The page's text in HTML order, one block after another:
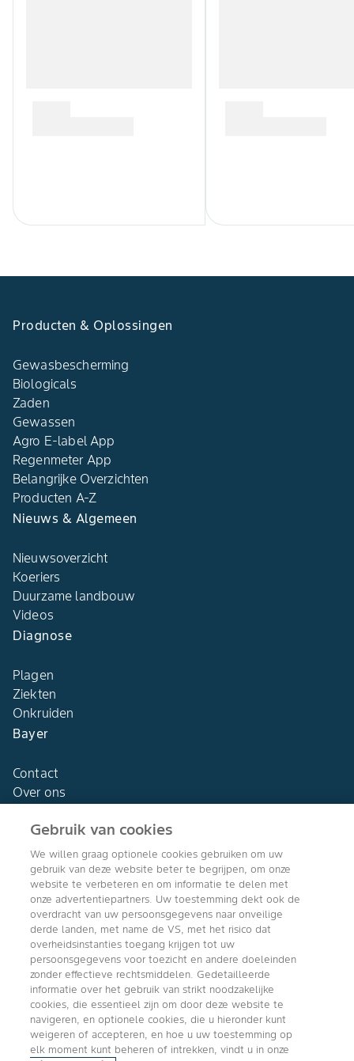
Producten & Oplossingen
Gewasbescherming
Biologicals
Zaden
Gewassen
Agro E-label App
Regenmeter App
Belangrijke Overzichten
Producten A-Z
Nieuws & Algemeen
Nieuwsoverzicht
Koeriers
Duurzame landbouw
Videos
Diagnose
Plagen
Ziekten
Onkruiden
Bayer
Contact
Over ons
Agro Bayer
Nederland
Volg ons
Gebruik van cookies
We willen graag optionele cookies gebruiken om uw
gebruik van deze website beter te begrijpen, om onze
website te verbeteren en om informatie te delen met
onze advertentiepartners. Uw toestemming dekt ook de
overdracht van uw persoonsgegevens naar onveilige
derde landen, met name de VS, met het risico dat
overheidsinstanties toegang krijgen tot uw
persoonsgegevens voor toezicht en andere doeleinden
zonder effectieve rechtsmiddelen. Gedetailleerde
informatie over het gebruik van strikt noodzakelijke
cookies, die essentieel zijn om door deze website te
navigeren, en optionele cookies, die u hieronder kunt
weigeren of accepteren, en hoe u uw toestemming op
elk moment kunt beheren of intrekken, vindt u in onze